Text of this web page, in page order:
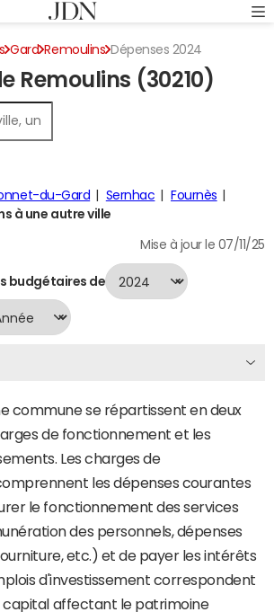
Gard Remoulins Dépenses 2024
Remoulins (30210)
du-Gard Sernhac
Fournès
à une autre ville
Mise à jour le 07/11/25
budgétaires de
commune se répartissent en deux
de fonctionnement et les
Les charges de
les dépenses courantes
le fonctionnement des services
des personnels, dépenses
etc.) et de payer les intérêts
d'investissement correspondent
capital affectant le patrimoine